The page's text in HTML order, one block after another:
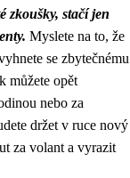
zkoušky, stačí jen
Myslete na to, že
se zbytečnému
můžete opět
nebo za
držet v ruce nový
za volant a vyrazit